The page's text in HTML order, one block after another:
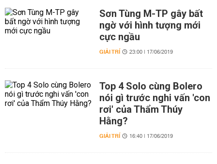
Sơn Tùng M-TP gây bất
ngờ với hình tượng mới
cực ngầu
GIẢI TRÍ 23:00 | 17/06/2019
Top 4 Solo cùng Bolero
nói gì trước nghi vấn 'con
rơi' của Thẩm Thúy
Hằng?
GIẢI TRÍ 16:40 | 17/06/2019